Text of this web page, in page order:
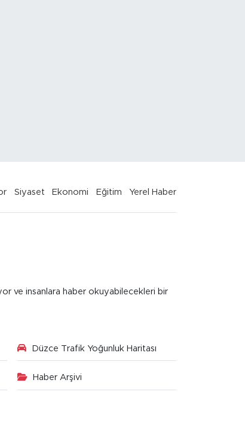
Siyaset Ekonomi Eğitim Yerel Haber
ve insanlara haber okuyabilecekleri bir
Düzce Trafik Yoğunluk Haritası
Haber Arşivi